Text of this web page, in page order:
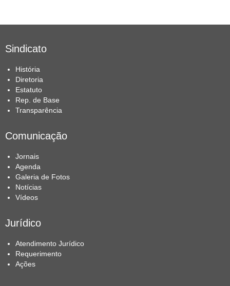
Sindicato
História
Diretoria
Estatuto
Rep. de Base
Transparência
Comunicação
Jornais
Agenda
Galeria de Fotos
Notícias
Vídeos
Jurídico
Atendimento Jurídico
Requerimento
Ações